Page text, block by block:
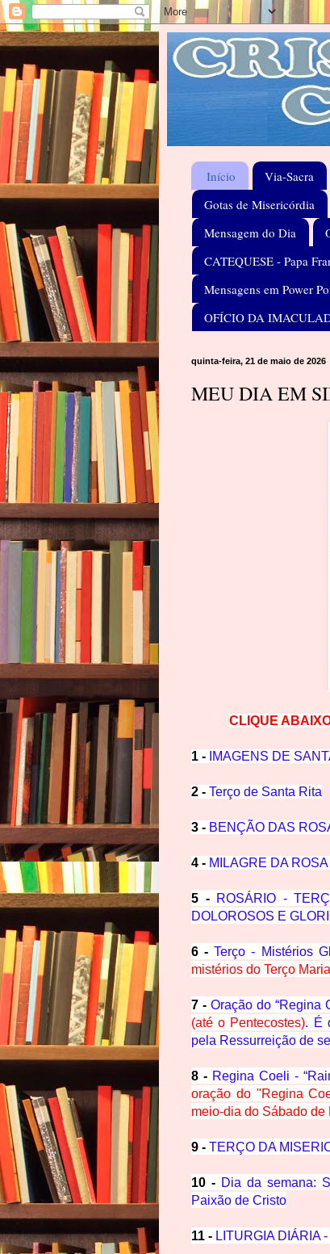
Início Via-Sacra
Gotas de Misericórdia
Mensagem do Dia
CATEQUESE - Papa
Mensagens em Power
OFÍCIO DA
quinta-feira, 21 de maio de 2026
MEU DIA EM
CLIQUE
1 - IMAGENS DE
2 - Terço de Santa Rita
3 - BENÇÃO DAS
4 - MILAGRE DA
5 - ROSÁRIO -
DOLOROSOS E
6 -Terço - Mistérios
mistérios do Terço
7 -Oração do “Regina
(até o Pentecostes). É
pela Ressurreição de
8 - Regina Coeli -
oração do "Regina
meio-dia do Sábado de
9 - TERÇO DA
10 - Dia da semana:
Paixão de Cristo
11 - LITURGIA DIÁRIA